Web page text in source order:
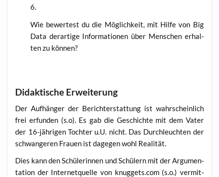
Wie bewer­test du die Mög­lich­keit, mit Hil­fe von Big
Data der­ar­ti­ge Infor­ma­tio­nen über Men­schen erhal­
ten zu können?
Didaktische Erweiterung
Der Auf­hän­ger der Bericht­erstat­tung ist wahr­schein­lich
frei erfun­den (s.o). Es gab die Geschich­te mit dem Vater
der 16-jäh­ri­gen Toch­ter u.U. nicht. Das Durch­leuch­ten der
schwan­ge­ren Frau­en ist dage­gen wohl Realität.
Dies kann den Schü­le­rin­nen und Schü­lern mit der Argu­men­
ta­ti­on der Inter­net­quel­le von knuggets.com (s.o.) ver­mit­